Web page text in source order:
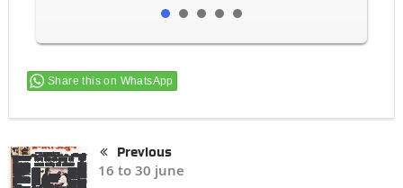
Share this on WhatsApp
Previous
16 to 30 june